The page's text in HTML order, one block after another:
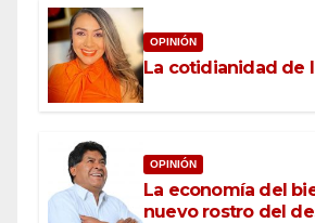
OPINIÓN
La cotidianidad de
OPINIÓN
La economía del
nuevo rostro del